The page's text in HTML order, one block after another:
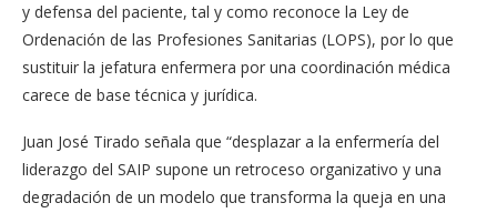
y defensa del paciente, tal y como reconoce la Ley de
Ordenación de las Profesiones Sanitarias (LOPS), por lo que
sustituir la jefatura enfermera por una coordinación médica
carece de base técnica y jurídica.
Juan José Tirado señala que “desplazar a la enfermería del
liderazgo del SAIP supone un retroceso organizativo y una
degradación de un modelo que transforma la queja en una